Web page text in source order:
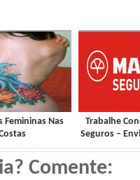
Femininas Nas
Trabalhe
Seguros –
Comente: